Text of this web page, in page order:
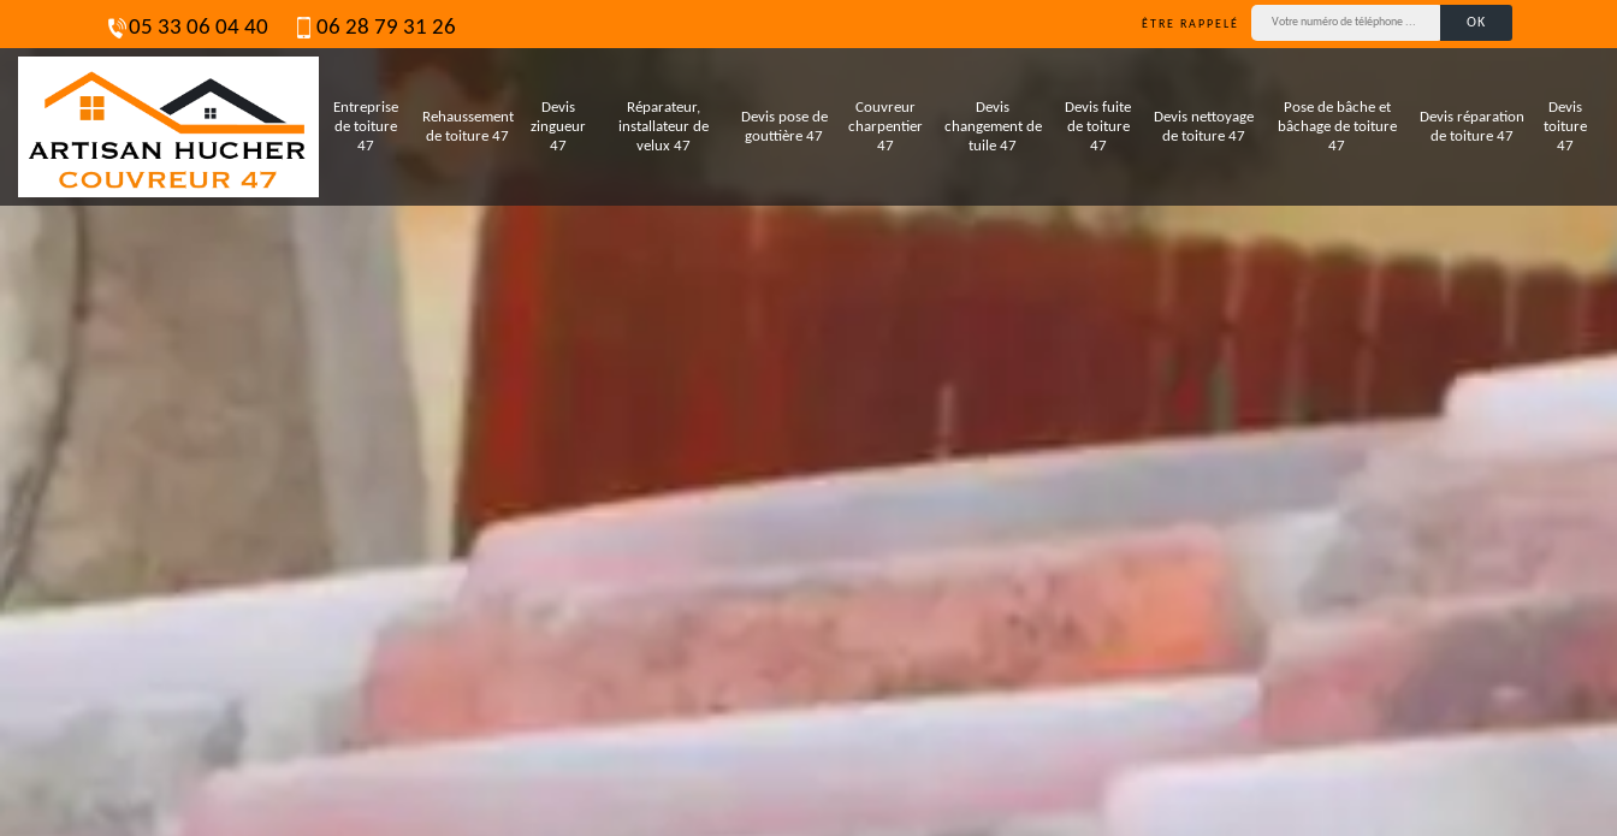
05 33 06 04 40 06 28 79 31 26 ÊTRE RAPPELÉ
Entreprise
de toiture
47
Rehaussement
de toiture 47
Devis
zingueur
47
Réparateur,
installateur de
velux 47
Devis pose de
gouttière 47
Couvreur
charpentier
47
Devis
changement de
tuile 47
Devis fuite
de toiture
47
Devis nettoyage
de toiture 47
Pose de bâche et
bâchage de toiture
47
Devis réparation
de toiture 47
Devis
toiture
47